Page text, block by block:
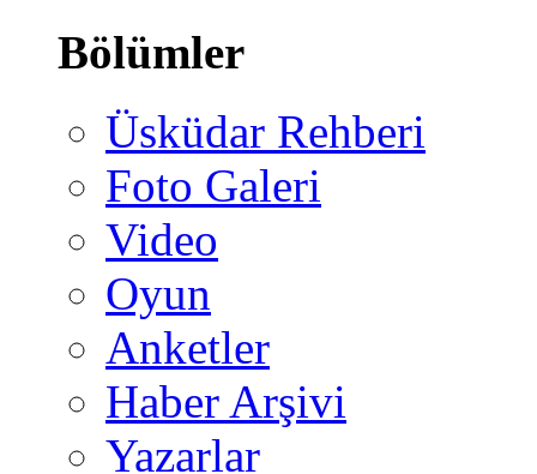
Bölümler
Üsküdar Rehberi
Foto Galeri
Video
Oyun
Anketler
Haber Arşivi
Yazarlar